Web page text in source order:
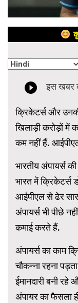
क्रिकेटर्स और
खिलाड़ी करोड़ों में
कम नहीं हैं.
भारतीय अंपायर्स
भारत में
आईपीएल से ढेर
अंपायर्स भी पीछे
कमाई करते हैं.
अंपायर्स का काम
चौकन्ना रहना
ईमानदारी बनी
अंपायर का फैसला